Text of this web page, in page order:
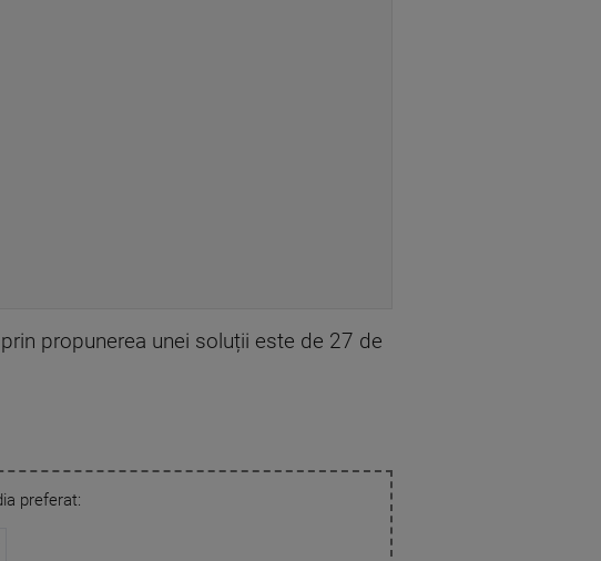
propunerea unei soluții este de 27 de
preferat: